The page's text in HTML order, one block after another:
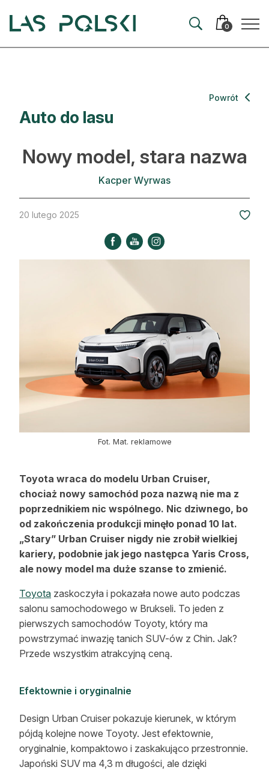
0
Artykuły
Ochrona lasu
Nowe technologie
Kultura i historia
Leśnik na zakupach
Z zagranicy
Edukacja
Lasy prywatne
O nas
100 lat „Lasu Polskiego”
Prenumerata
Reklama
Archiwum
Kontakt
Auto do lasu
Powrót
Nowy model, stara nazwa
Kacper Wyrwas
20 lutego 2025
Fot. Mat. reklamowe
Toyota wraca do modelu Urban Cruiser,
chociaż nowy samochód poza nazwą nie ma z
poprzednikiem nic wspólnego. Nic dziwnego, bo
od zakończenia produkcji minęło ponad 10 lat.
„Stary” Urban Cruiser nigdy nie zrobił wielkiej
kariery, podobnie jak jego następca Yaris Cross,
ale nowy model ma duże szanse to zmienić.
Toyota zaskoczyła i pokazała nowe auto podczas
salonu samochodowego w Brukseli. To jeden z
pierwszych samochodów Toyoty, który ma
powstrzymać inwazję tanich SUV-ów z Chin. Jak?
Przede wszystkim atrakcyjną ceną.
Efektownie i oryginalnie
Design Urban Cruiser pokazuje kierunek, w którym
pójdą kolejne nowe Toyoty. Jest efektownie,
oryginalnie, kompaktowo i zaskakująco przestronnie.
Japoński SUV ma 4,3 m długości, ale dzięki